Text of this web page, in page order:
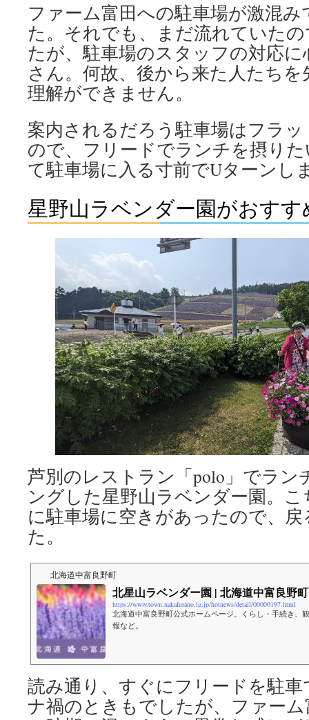
ファーム富田への駐車場が激混
た。それでも、まだ流れていた
たが、駐車場のスタッフの対応
さん。何故、後から来た人たち
理解ができません。
案内されるだろう駐車場はフラ
ので、フリードでランチを摂り
て駐車場に入る寸前でUターンし
星野山ラベンダー園がおすす
芦別のレストラン「polo」でラン
ングした星野山ラベンダー園。
に駐車場に空きがあったので、
た。
北海道中富良野町
北星山ラベンダー園 | 北海道中富良野町
https://www.town.nakafurano.lg.jp/hotnews/detail/00000197.html
北海道中富良野町公式ホームページ。くらし・手続き、
報など。
読み通り、すぐにフリードを駐
ナ禍のときもでしたが、ファー